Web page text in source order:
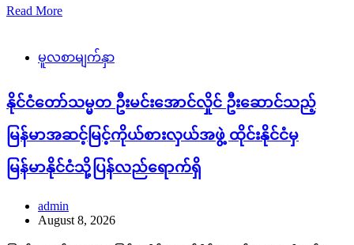
Read More
မူလစာမျက်နှာ
နိုင်ငံတော်သမ္မတ ဦးမင်းအောင်လှိုင် ဦးဆောင်သည့်
မြန်မာအဆင့်မြင့်ကိုယ်စားလှယ်အဖွဲ့ ထိုင်းနိုင်ငံမှ
မြန်မာနိုင်ငံသို့ပြန်လည်ရောက်ရှိ
admin
August 8, 2026